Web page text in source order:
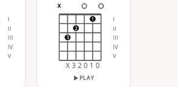
I
II
III
IV
V
x
I
II
III
IV
V
3
2
1
X 3 2 0 1 0
PLAY